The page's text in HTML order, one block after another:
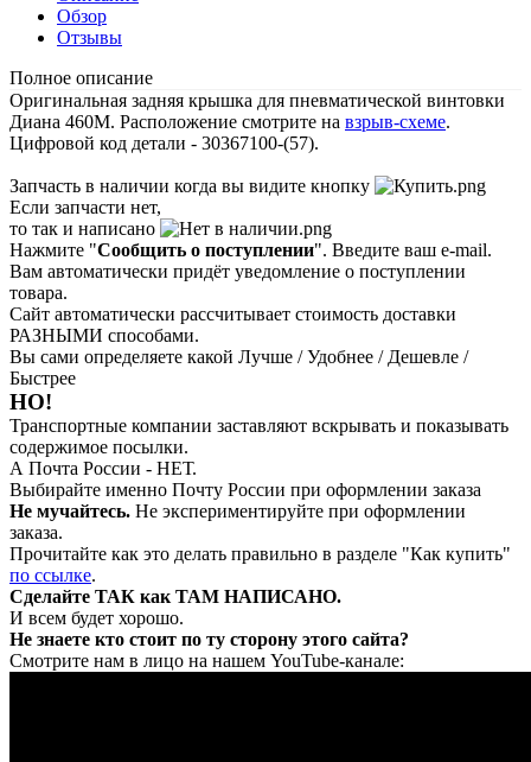
Обзор
Отзывы
Полное описание
Оригинальная задняя крышка для пневматической винтовки
Диана 460М. Расположение смотрите на взрыв-схеме.
Цифровой код детали - 30367100-(57).
Запчасть в наличии когда вы видите кнопку
Если запчасти нет,
то так и написано
Нажмите "Сообщить о поступлении". Введите ваш e-mail.
Вам автоматически придёт уведомление о поступлении
товара.
Сайт автоматически рассчитывает стоимость доставки
РАЗНЫМИ способами.
Вы сами определяете какой Лучше / Удобнее / Дешевле /
Быстрее
НО!
Транспортные компании заставляют вскрывать и показывать
содержимое посылки.
А Почта России - НЕТ.
Выбирайте именно Почту России при оформлении заказа
Не мучайтесь. Не экспериментируйте при оформлении
заказа.
Прочитайте как это делать правильно в разделе "Как купить"
по ссылке.
Сделайте ТАК как ТАМ НАПИСАНО.
И всем будет хорошо.
Не знаете кто стоит по ту сторону этого сайта?
Смотрите нам в лицо на нашем YouTube-канале: